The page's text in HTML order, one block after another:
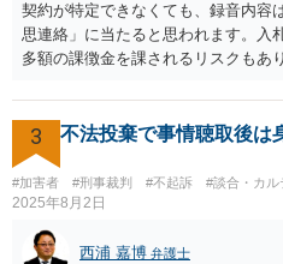
契約が特定できなくても、録音内容
思連絡」に当たると思われます。入
多額の課徴金を課されるリスクもあ
3 不法投棄で事情聴取後は
#加害者 #刑事裁判 #不起訴 #談合・カル
2025年8月2日
西浦 嘉博 弁護士